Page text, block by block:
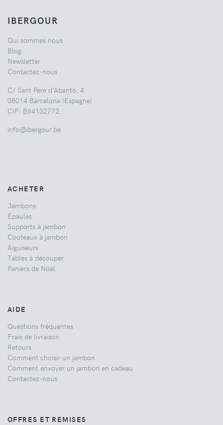
IBERGOUR
Qui sommes nous
Blog
Newsletter
Contactez-nous
C/ Sant Pere d'Abanto, 4
08014 Barcelona (Espagne)
CIF: B64132772
info@ibergour.be
ACHETER
Jambons
Épaules
Supports à jambon
Couteaux à jambon
Aiguiseurs
Tables à découper
Paniers de Noël
AIDE
Questions fréquentes
Frais de livraison
Retours
Comment choisir un jambon
Comment envoyer un jambon en cadeau
Contactez-nous
OFFRES ET REMISES